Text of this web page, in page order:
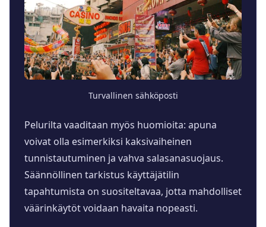
Turvallinen sähköposti
Pelurilta vaaditaan myös huomioita: apuna
voivat olla esimerkiksi kaksivaiheinen
tunnistautuminen ja vahva salasanasuojaus.
Säännöllinen tarkistus käyttäjätilin
tapahtumista on suositeltavaa, jotta mahdolliset
väärinkäytöt voidaan havaita nopeasti.